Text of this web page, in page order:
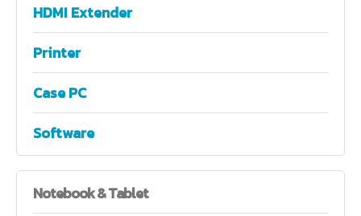
HDMI Extender
Printer
Case PC
Software
Notebook& Tablet